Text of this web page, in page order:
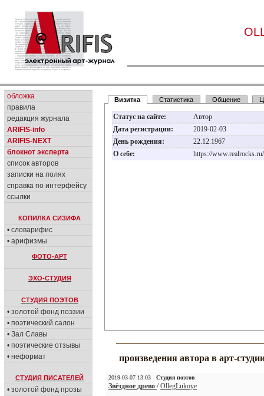
обложка
правила
редакция журнала
ARIFIS-info
ARIFIS-NEXT
блокнот эксперта
список авторов
записки на полях
справка по интерфейсу
ссылки
КОПИЛКА СИЗИФА
• словарифис
• арифизмы
ФОТО-АРТ
ЭХО-СТУДИЯ
СТУДИЯ ПОЭТОВ
• золотой фонд поэзии
• поэтический салон
• Зал Славы
• поэтические отзывы
• неформат
СТУДИЯ ПИСАТЕЛЕЙ
• золотой фонд прозы
Визитка Статистика Общение
Статус на сайте:
Автор
Дата регистрации:
2019-02-03
День рождения:
22.12.1967
О себе:
https://
произведения автора в арт-
2019-03-07 13:03 Студия поэтов
Звёздное древо /OllegLukoye